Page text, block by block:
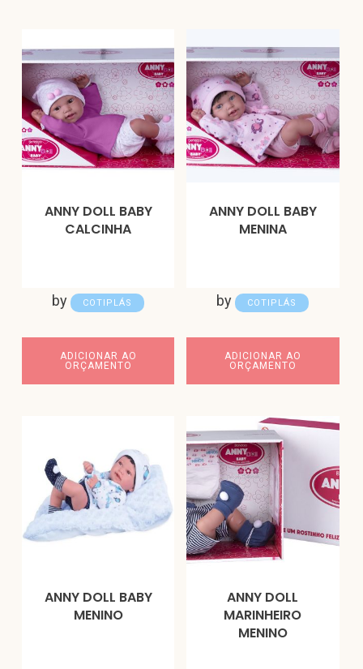
ANNY DOLL BABY
CALCINHA
by COTIPLÁS
ADICIONAR AO
ORÇAMENTO
ANNY DOLL BABY
MENINA
by COTIPLÁS
ADICIONAR AO
ORÇAMENTO
ANNY DOLL BABY
MENINO
ANNY DOLL
MARINHEIRO
MENINO